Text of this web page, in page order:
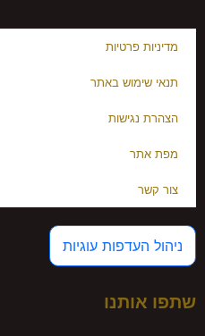
מדיניות פרטיות
תנאי שימוש באתר
הצהרת נגישות
מפת אתר
צור קשר
ניהול העדפות עוגיות
שתפו אותנו